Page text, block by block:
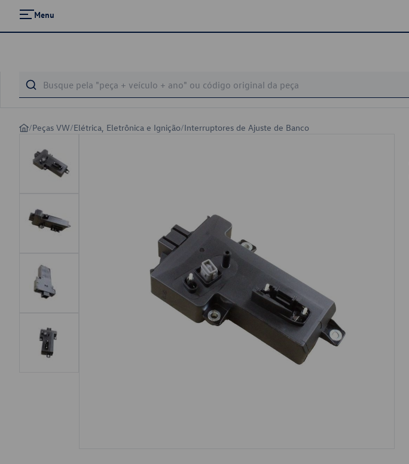
Menu
/Peças VW/Elétrica, Eletrônica e Ignição/Interruptores de Ajuste de Banco